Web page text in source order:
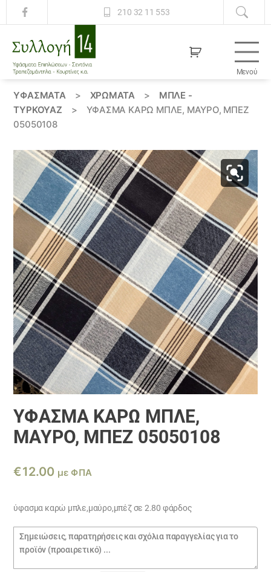
210 32 11 553
14
Μενού
ΥΦΆΣΜΑΤΑ > ΧΡΏΜΑΤΑ >
ΜΠΛΕ -
ΤΥΡΚΟΥΑΖ
>
ΎΦΑΣΜΑ ΚΑΡΏ ΜΠΛΕ, ΜΑΎΡΟ, ΜΠΈΖ
05050108
ΎΦΑΣΜΑ ΚΑΡΏ ΜΠΛΕ,
ΜΑΎΡΟ, ΜΠΈΖ 05050108
€12.00 με ΦΠΑ
ύφασμα καρώ μπλε,μαύρο,μπέζ σε 2.80 φάρδος
Σημειώσεις
παραγγελίας